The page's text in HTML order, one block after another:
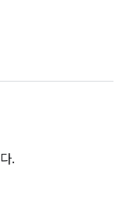
.